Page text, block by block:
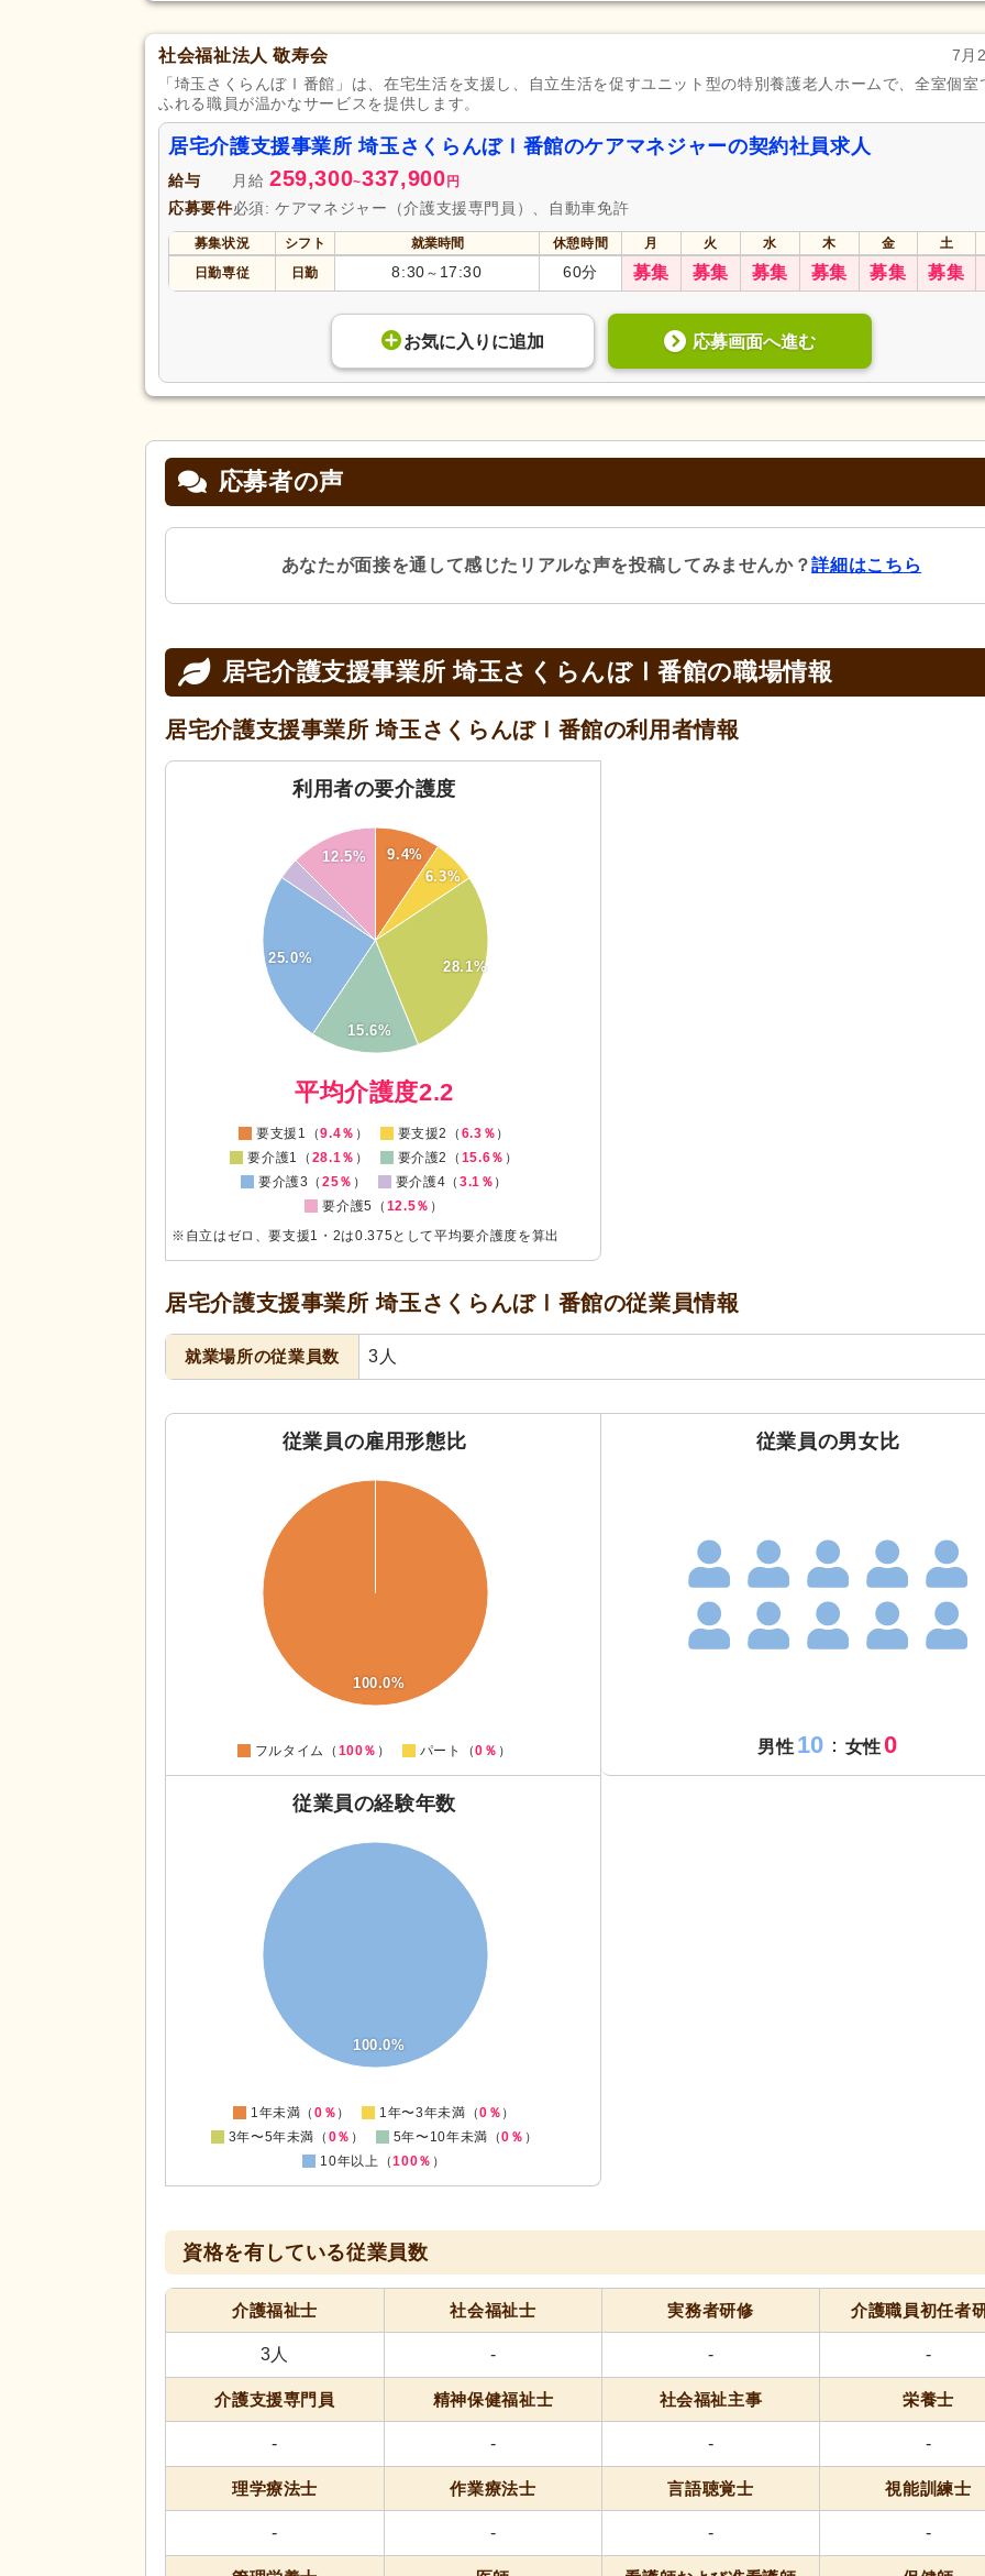
社会福祉法人 敬寿会
7月
「埼玉さくらんぼⅠ番館」は、在宅生活を支援し、自立生活を促すユニット型の特別養護老人ホームで、全室個室
ふれる職員が温かなサービスを提供します。
居宅介護支援事業所 埼玉さくらんぼⅠ番館のケアマネジャーの契約社員求人
給与 月給 259,300~337,900 円
応募要件必須: ケアマネジャー（介護支援専門員）、自動車免許
募集状況 シフト 就業時間 休憩時間 月 火 水 木 金
土
日勤専従
日勤 8:30 ～ 17:30 60分 募集 募集 募集 募集 募集 募集
お気に入り に追加 応募画面へ進む
応募者の声
あなたが面接を通して感じたリアルな声を投稿してみませんか？詳細はこちら
居宅介護支援事業所 埼玉さくらんぼⅠ番館の職場情報
居宅介護支援事業所 埼玉さくらんぼⅠ番館の利用者情報
利用者の要介護度
9.4%
6.3%
28.1%
15.6%
25.0%
12.5%
0
平均介護度2.2
要支援1（9.4％ ） 要支援2（ 6.3％ ）
要介護1（ 28.1％ ） 要介護2（ 15.6％ ）
要介護3（25％ ） 要介護4（ 3.1％ ）
要介護5（ 12.5％ ）
※自立はゼロ、要支援1・2は0.375として平均要介護度を算出
居宅介護支援事業所 埼玉さくらんぼⅠ番館の従業員情報
就業場所の従業員数 3人
従業員の雇用形態比
100.0%
フルタイム（ 100％ ） パート（0％ ）
従業員の男女比
男性 10 ： 女性0
従業員の経験年数
100.0%
1年未満（0％ ） 1年〜3年未満（0％ ）
3年〜5年未満（ 0％ ） 5年〜10年未満（0％ ）
10年以上（100％ ）
資格を有している従業員数
介護福祉士 社会福祉士 実務者研修 介護職員初任者
3人 - - -
介護支援専門員 精神保健福祉士 社会福祉主事 栄養士
- - - -
理学療法士 作業療法士 言語聴覚士 視能訓練士
- - - -